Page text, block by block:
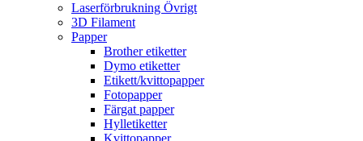
Laserförbrukning Övrigt
3D Filament
Papper
Brother etiketter
Dymo etiketter
Etikett/kvittopapper
Fotopapper
Färgat papper
Hylletiketter
Kvittopapper